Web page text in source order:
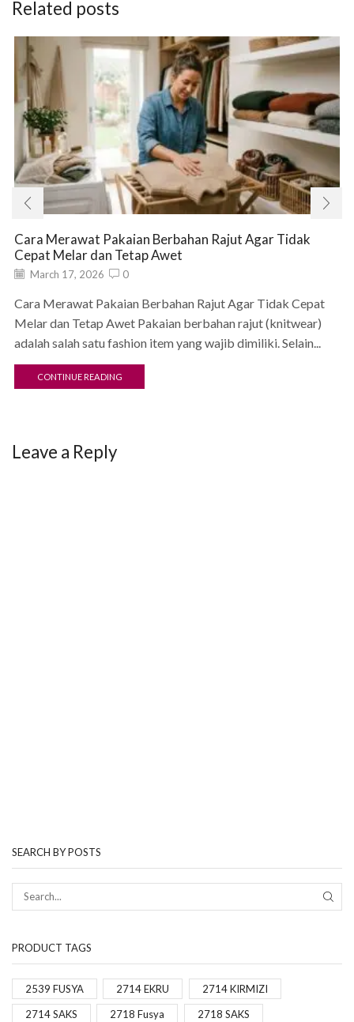
Related posts
Cara Merawat Pakaian Berbahan Rajut Agar Tidak
Cepat Melar dan Tetap Awet
March 17, 2026 0
Cara Merawat Pakaian Berbahan Rajut Agar Tidak Cepat
Melar dan Tetap Awet Pakaian berbahan rajut (knitwear)
adalah salah satu fashion item yang wajib dimiliki. Selain...
CONTINUE READING
Leave a Reply
SEARCH BY POSTS
PRODUCT TAGS
2539 FUSYA 2714 EKRU 2714 KIRMIZI
2714 SAKS 2718 Fusya 2718 SAKS